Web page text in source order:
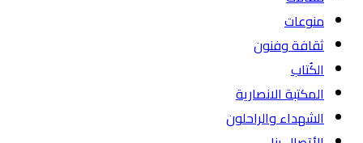
منوعات
ثقافة وفنون
الكُتاب
المكتبة الانصارية
الشهداء والراحلون